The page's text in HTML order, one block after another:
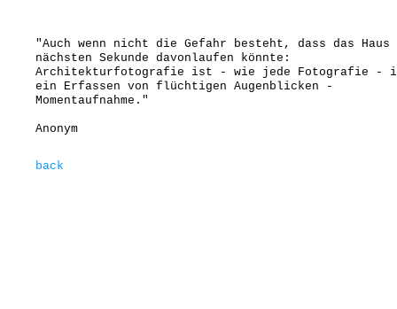
"Auch wenn nicht die Gefahr besteht, dass das
nächsten Sekunde davonlaufen könnte:
Architekturfotografie ist - wie jede Fotografie -
ein Erfassen von flüchtigen Augenblicken -
Momentaufnahme."
Anonym
back